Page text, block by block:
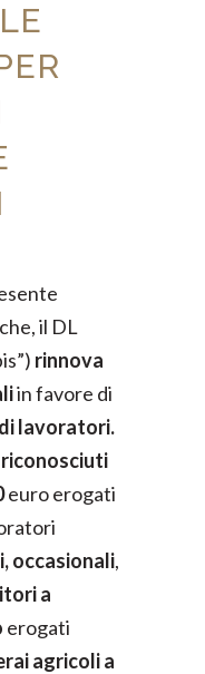
il DL
rinnova
in favore di
lavoratori.
euro erogati
occasionali,
a
erogati
agricoli a